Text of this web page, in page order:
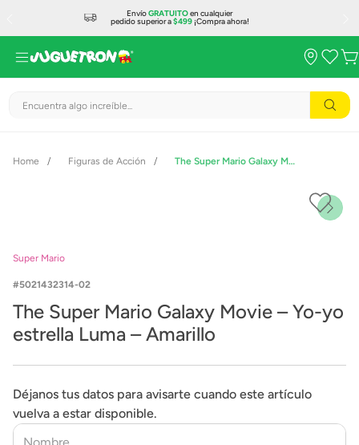
EnvíoGRATUITOen cualquier
pedido superior a$499¡Compra ahora!
Encuentra algo increíble...
Figuras de Acción The Super Mario Galaxy Movie – Yo-yo estrella Luma – Amarillo
Super Mario
5021432314-02
The Super Mario Galaxy Movie – Yo-yo
estrella Luma – Amarillo
Déjanos tus datos para avisarte cuando este artículo
vuelva a estar disponible.